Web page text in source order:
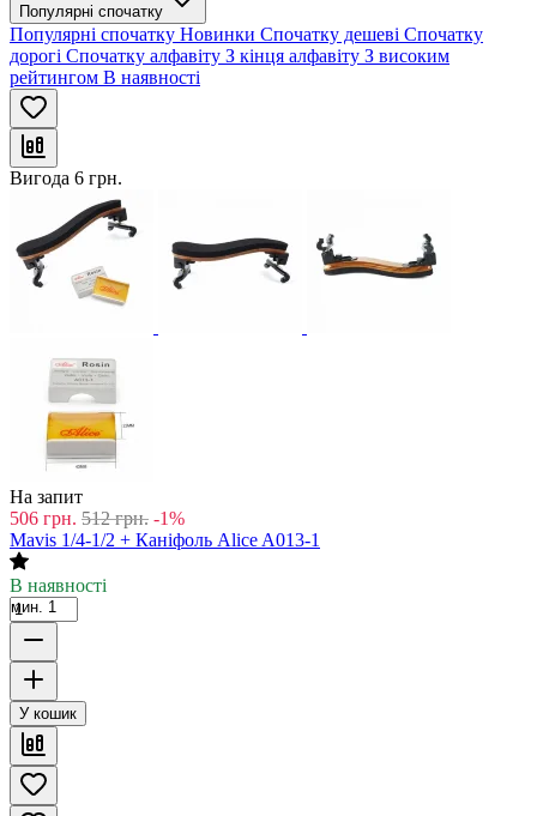
Популярні спочатку
Популярні спочатку Новинки Спочатку дешеві Спочатку
дорогі Спочатку алфавіту З кінця алфавіту З високим
рейтингом В наявності
Вигода 6 грн.
На запит
506 грн. 512 грн. -1%
Mavis 1/4-1/2 + Каніфоль Alice A013-1
В наявності
мин. 1
У кошик